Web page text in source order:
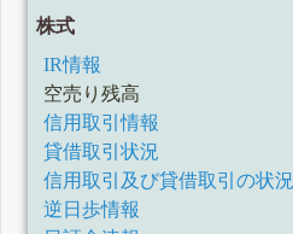
株式
IR情報
空売り残高
信用取引情報
貸借取引状況
信用取引及び貸借取引の状況
逆日歩情報